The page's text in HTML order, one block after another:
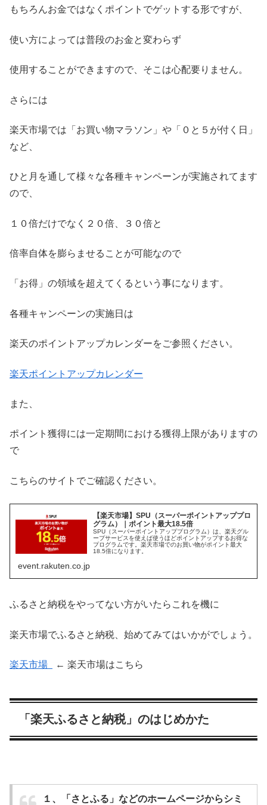
もちろんお金ではなくポイントでゲットする形ですが、
使い方によっては普段のお金と変わらず
使用することができますので、そこは心配要りません。
さらには
楽天市場では「お買い物マラソン」や「０と５が付く日」
など、
ひと月を通して様々な各種キャンペーンが実施されてます
ので、
１０倍だけでなく２０倍、３０倍と
倍率自体を膨らませることが可能なので
「お得」の領域を超えてくるという事になります。
各種キャンペーンの実施日は
楽天のポイントアップカレンダーをご参照ください。
楽天ポイントアップカレンダー
また、
ポイント獲得には一定期間における獲得上限がありますの
で
こちらのサイトでご確認ください。
【楽天市場】SPU（スーパーポイントアッププロ
グラム）｜ポイント最大18.5倍
SPU（スーパーポイントアッププログラム）は、楽天グル
ープサービスを使えば使うほどポイントアップするお得な
プログラムです。楽天市場でのお買い物がポイント最大
18.5倍になります。
event.rakuten.co.jp
ふるさと納税をやってない方がいたらこれを機に
楽天市場でふるさと納税、始めてみてはいかがでしょう。
楽天市場 ← 楽天市場はこちら
「楽天ふるさと納税」のはじめかた
１、「さとふる」などのホームページからシミ